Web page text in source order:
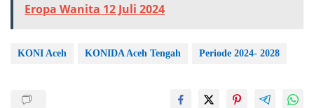
Eropa Wanita 12 Juli 2024
KONI Aceh KONIDA Aceh Tengah Periode 2024- 2028